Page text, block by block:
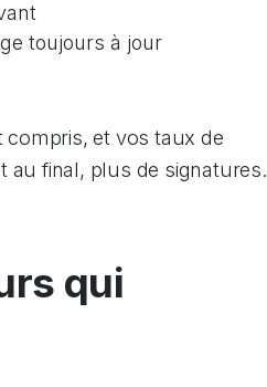
toujours à jour
compris, et vos taux de
au final, plus de signatures.
qui